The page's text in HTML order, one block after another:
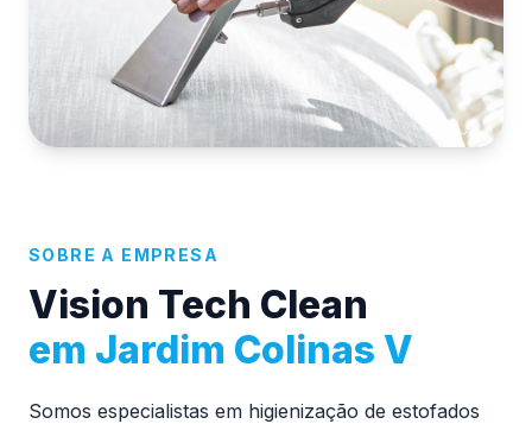
SOBRE A EMPRESA
Vision Tech Clean
em Jardim Colinas V
Somos especialistas em higienização de estofados